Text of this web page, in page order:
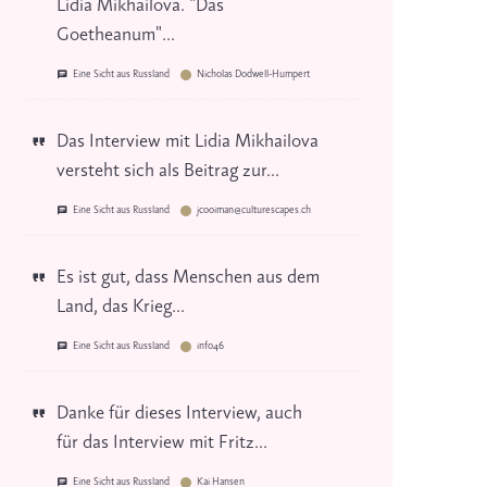
Lidia Mikhailova. "Das
Goetheanum"...
Eine Sicht aus Russland Nicholas Dodwell-Humpert
Das Interview mit Lidia Mikhailova
versteht sich als Beitrag zur...
Eine Sicht aus Russland jcooiman@culturescapes.ch
Es ist gut, dass Menschen aus dem
Land, das Krieg...
Eine Sicht aus Russland info46
Danke für dieses Interview, auch
für das Interview mit Fritz...
Eine Sicht aus Russland Kai Hansen